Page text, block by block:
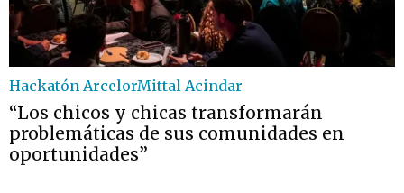
Hackatón ArcelorMittal Acindar
“Los chicos y chicas transformarán
problemáticas de sus comunidades en
oportunidades”